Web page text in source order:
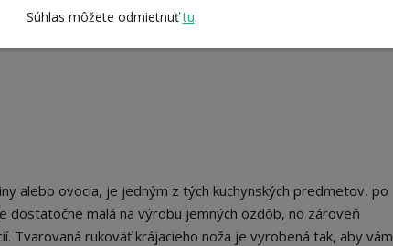
alebo ovocia, je jedným z tých kuchynských predmetov, po
dostatočne malá na výrobu jemných ozdôb, no zároveň
Tvarovaná rukoväť krájacieho noža je vyrobená tak, aby vám
Súhlas môžete odmietnuťtu.